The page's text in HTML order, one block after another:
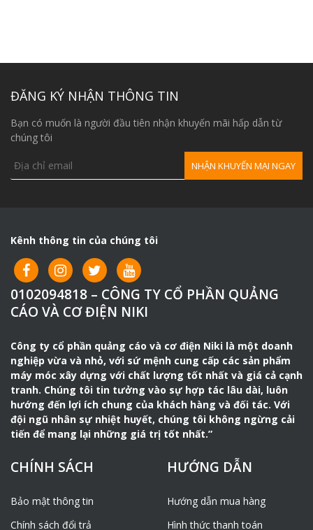
ĐĂNG KÝ NHẬN THÔNG TIN
Bạn có muốn là người đầu tiên nhận khuyến mãi hấp dẫn từ
chúng tôi
Kênh thông tin của chúng tôi
0102094818 – CÔNG TY CỔ PHẦN QUẢNG
CÁO VÀ CƠ ĐIỆN NIKI
Công ty cổ phần quảng cáo và cơ điện Niki là một doanh
nghiệp vừa và nhỏ, với sứ mệnh cung cấp các sản phẩm
máy móc xây dựng với chất lượng tốt nhất và giá cả cạnh
tranh. Chúng tôi tin tưởng vào sự hợp tác lâu dài, luôn
hướng đến lợi ích chung của khách hàng và đối tác. Với
đội ngũ nhân sự nhiệt huyết, chúng tôi không ngừng cải
tiến để mang lại những giá trị tốt nhất.”
CHÍNH SÁCH
Bảo mật thông tin
Chính sách đổi trả
HƯỚNG DẪN
Hướng dẫn mua hàng
Hình thức thanh toán